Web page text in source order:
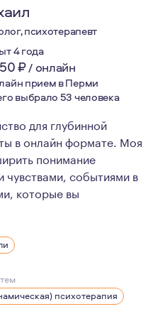
психотерапевт
4 года
₽/ онлайн
прием в Перми
выбрало 53 человека
для глубинной
в онлайн формате. Моя
понимание
событиями в
которые вы
свои личные травмы ещё
разделять мои
этих
психотерапия